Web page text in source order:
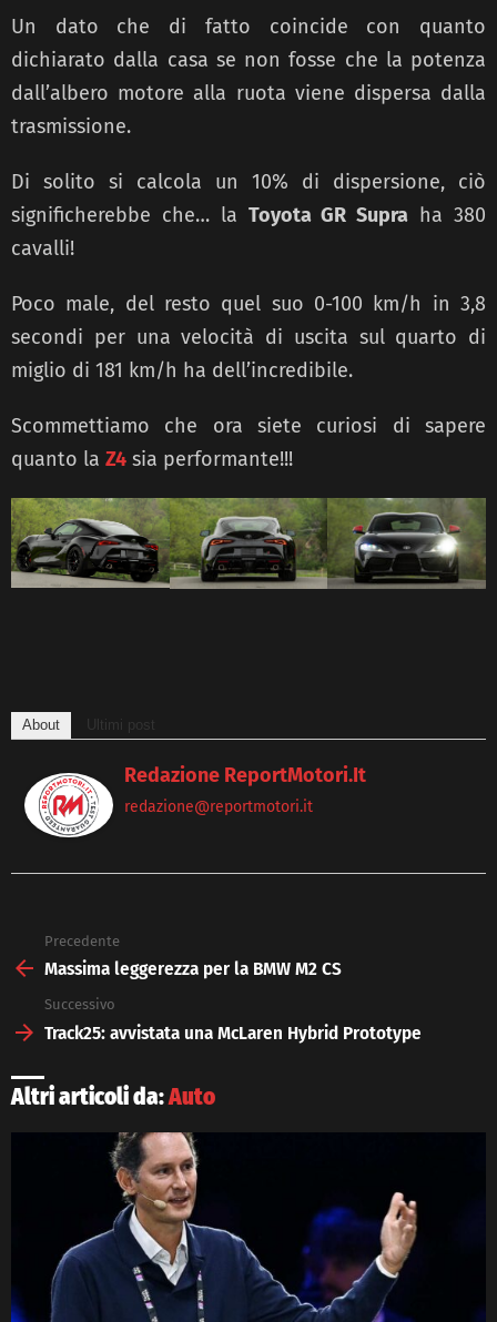
Un dato che di fatto coincide con quanto
dichiarato dalla casa se non fosse che la potenza
dall’albero motore alla ruota viene dispersa dalla
trasmissione.
Di solito si calcola un 10% di dispersione, ciò
significherebbe che… la Toyota GR Supra ha 380
cavalli!
Poco male, del resto quel suo 0-100 km/h in 3,8
secondi per una velocità di uscita sul quarto di
miglio di 181 km/h ha dell’incredibile.
Scommettiamo che ora siete curiosi di sapere
quanto la Z4 sia performante!!!
About Ultimi post
Redazione ReportMotori.it
redazione@reportmotori.it
more
Precedente
Massima leggerezza per la BMW M2 CS
Successivo
Track25: avvistata una McLaren Hybrid Prototype
Altri articoli da:Auto